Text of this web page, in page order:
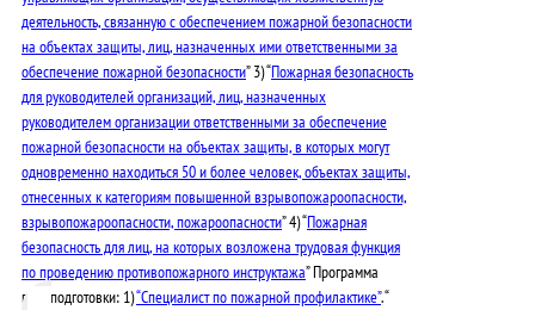
деятельность, связанную с обеспечением пожарной безопасности
на объектах защиты, лиц, назначенных ими ответственными за
обеспечение пожарной безопасности” 3) “Пожарная безопасность
для руководителей организаций, лиц, назначенных
руководителем организации ответственными за обеспечение
пожарной безопасности на объектах защиты, в которых могут
одновременно находиться 50 и более человек, объектах защиты,
отнесенных к категориям повышенной взрывопожароопасности,
взрывопожароопасности, пожароопасности” 4) “Пожарная
безопасность для лиц, на которых возложена трудовая функция
по проведению противопожарного инструктажа” Программа
переподготовки: 1)“Специалист по пожарной профилактике”. “